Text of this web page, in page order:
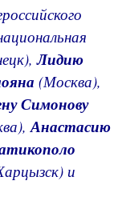
Лидию
(Москва),
Симонову
Анастасию
и